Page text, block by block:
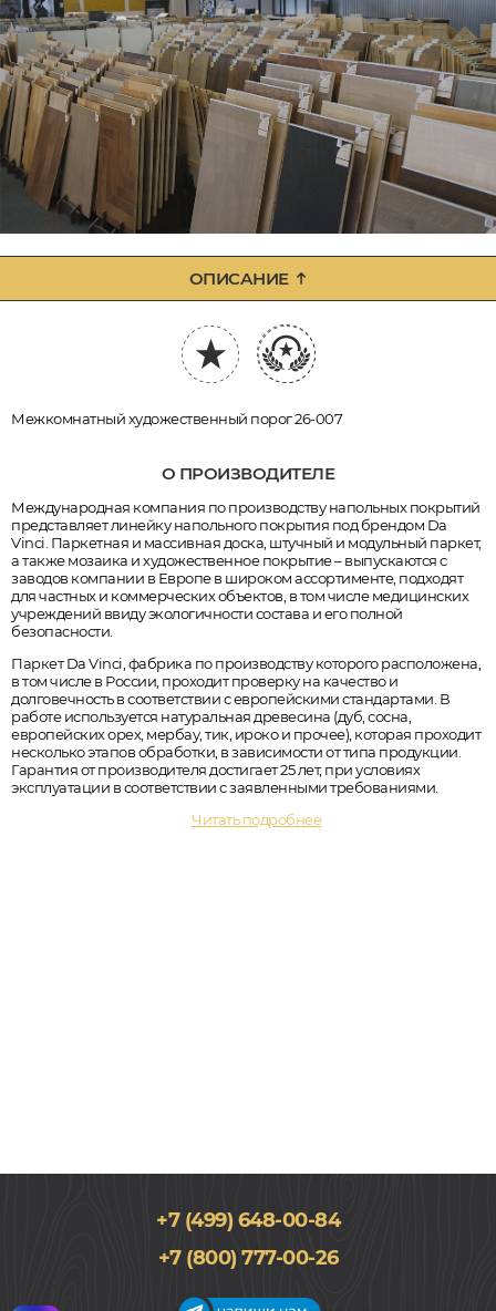
ОПИСАНИЕ
Межкомнатный художественный порог 26-007
О ПРОИЗВОДИТЕЛЕ
Международная компания по производству напольных покрытий
представляет линейку напольного покрытия под брендом Da
Vinci. Паркетная и массивная доска, штучный и модульный паркет,
а также мозаика и художественное покрытие – выпускаются с
заводов компании в Европе в широком ассортименте, подходят
для частных и коммерческих объектов, в том числе медицинских
учреждений ввиду экологичности состава и его полной
безопасности.
Паркет Da Vinci, фабрика по производству которого расположена,
в том числе в России, проходит проверку на качество и
долговечность в соответствии с европейскими стандартами. В
работе используется натуральная древесина (дуб, сосна,
европейских орех, мербау, тик, ироко и прочее), которая проходит
несколько этапов обработки, в зависимости от типа продукции.
Гарантия от производителя достигает 25 лет, при условиях
эксплуатации в соответствии с заявленными требованиями.
Читать подробнее
+7 (499) 648-00-84
+7 (800) 777-00-26